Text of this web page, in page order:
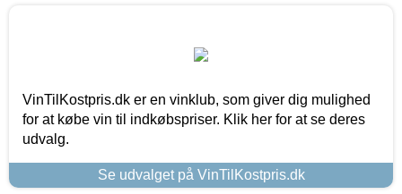
VinTilKostpris.dk er en vinklub, som giver dig mulighed
for at købe vin til indkøbspriser. Klik her for at se deres
udvalg.
Se udvalget på VinTilKostpris.dk